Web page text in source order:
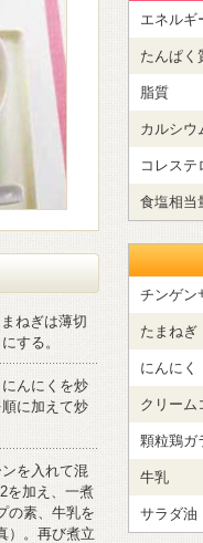
ねぎは薄切
する。
んにくを炒
に加えて炒
を入れて混
を加え、一煮
の素、牛乳を
）。再び煮立
エネルギ
たんぱく
脂質
カルシウ
コレステ
食塩相当
チンゲン
たまねぎ
にんにく
クリーム
顆粒鶏ガ
牛乳
サラダ油